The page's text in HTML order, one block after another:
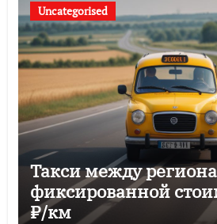
Uncategorised
Такси между
фиксированной
₽/км